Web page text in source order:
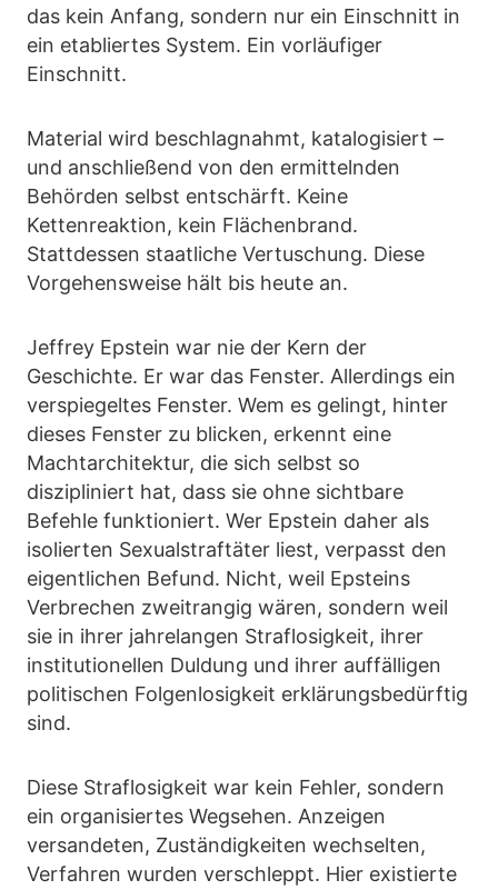
das kein Anfang, sondern nur ein Einschnitt in
ein etabliertes System. Ein vorläufiger
Einschnitt.
Material wird beschlagnahmt, katalogisiert –
und anschließend von den ermittelnden
Behörden selbst entschärft. Keine
Kettenreaktion, kein Flächenbrand.
Stattdessen staatliche Vertuschung. Diese
Vorgehensweise hält bis heute an.
Jeffrey Epstein war nie der Kern der
Geschichte. Er war das Fenster. Allerdings ein
verspiegeltes Fenster. Wem es gelingt, hinter
dieses Fenster zu blicken, erkennt eine
Machtarchitektur, die sich selbst so
diszipliniert hat, dass sie ohne sichtbare
Befehle funktioniert. Wer Epstein daher als
isolierten Sexualstraftäter liest, verpasst den
eigentlichen Befund. Nicht, weil Epsteins
Verbrechen zweitrangig wären, sondern weil
sie in ihrer jahrelangen Straflosigkeit, ihrer
institutionellen Duldung und ihrer auffälligen
politischen Folgenlosigkeit erklärungsbedürftig
sind.
Diese Straflosigkeit war kein Fehler, sondern
ein organisiertes Wegsehen. Anzeigen
versandeten, Zuständigkeiten wechselten,
Verfahren wurden verschleppt. Hier existierte